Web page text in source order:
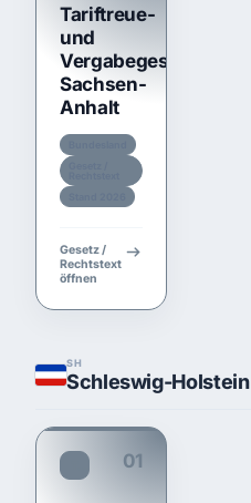
Tariftreue-
und
Vergabegesetz
Sachsen-
Anhalt
Gesetz /
Rechtstext
öffnen
SH
Schleswig-Holstein
01